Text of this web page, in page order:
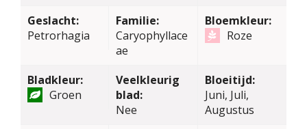
Geslacht:
Petrorhagia
Familie:
Caryophyllace
ae
Bloemkleur:
Roze
Bladkleur:
Groen
Veelkleurig
blad:
Nee
Bloeitijd:
Juni, Juli,
Augustus